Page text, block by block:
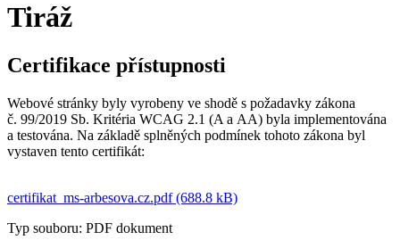
Tiráž
Certifikace přístupnosti
Webové stránky byly vyrobeny ve shodě s požadavky zákona
č. 99/2019 Sb. Kritéria WCAG 2.1 (A a AA) byla implementována
a testována. Na základě splněných podmínek tohoto zákona byl
vystaven tento certifikát:
certifikat_ms-arbesova.cz.pdf (688.8 kB)
Typ souboru: PDF dokument